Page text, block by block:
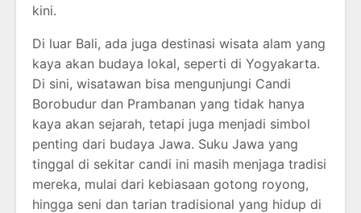
kini.
Di luar Bali, ada juga destinasi wisata alam yang
kaya akan budaya lokal, seperti di Yogyakarta.
Di sini, wisatawan bisa mengunjungi Candi
Borobudur dan Prambanan yang tidak hanya
kaya akan sejarah, tetapi juga menjadi simbol
penting dari budaya Jawa. Suku Jawa yang
tinggal di sekitar candi ini masih menjaga tradisi
mereka, mulai dari kebiasaan gotong royong,
hingga seni dan tarian tradisional yang hidup di